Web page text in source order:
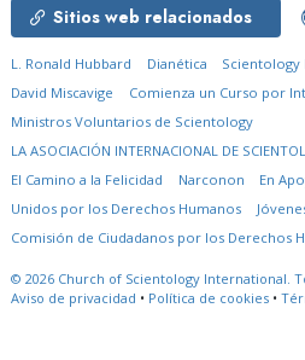
Sitios web relacionados
L. Ronald Hubbard Dianética Scientology
David Miscavige
Comienza un Curso por
Ministros Voluntarios de Scientology
LA ASOCIACIÓN INTERNACIONAL DE
El Camino a la Felicidad
Narconon
En
Unidos por los Derechos Humanos
Comisión de Ciudadanos por los Derechos
© 2026 Church of Scientology International.
Aviso de privacidad • Política de cookies •